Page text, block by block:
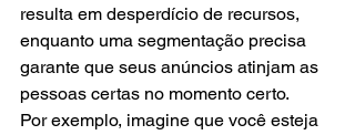
resulta em desperdício de recursos,
enquanto uma segmentação precisa
garante que seus anúncios atinjam as
pessoas certas no momento certo.
Por exemplo, imagine que você esteja